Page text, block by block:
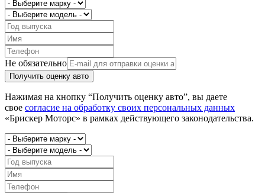
Не обязательно
Получить оценку авто
Нажимая на кнопку “Получить оценку авто”, вы даете
свое согласие на обработку своих персональных данных
«Брискер Моторс» в рамках действующего законодательства.